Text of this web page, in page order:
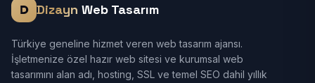
Dizayn Web Tasarım
Türkiye geneline hizmet veren web tasarım ajansı.
İşletmenize özel hazır web sitesi ve kurumsal web
tasarımını alan adı, hosting, SSL ve temel SEO dahil yıllık